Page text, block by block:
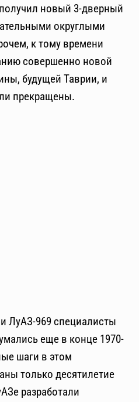
новый 3-дверный
округлыми
к тому времени
совершенно новой
будущей Таврии, и
прекращены.
ЛуАЗ-969 специалисты
еще в конце 1970-
шаги в этом
только десятилетие
разработали